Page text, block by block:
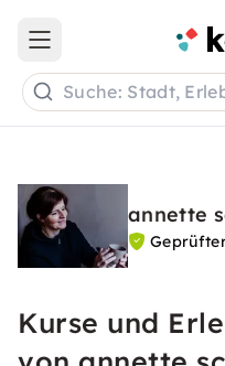
Open main menu
Suche: Stadt,
annette
Kurse und